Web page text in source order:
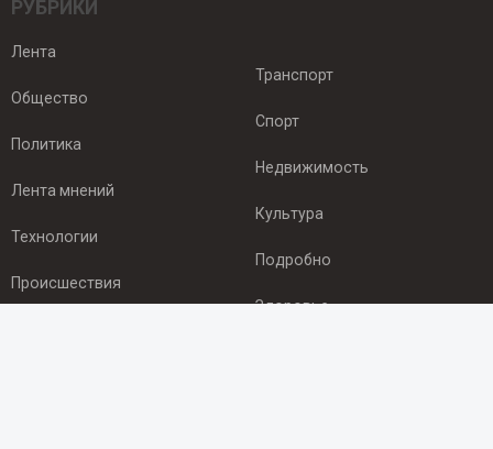
РУБРИКИ
Лента
Общество
Политика
Лента мнений
Технологии
Происшествия
Транспорт
Спорт
Недвижимость
Культура
Подробно
Здоровье